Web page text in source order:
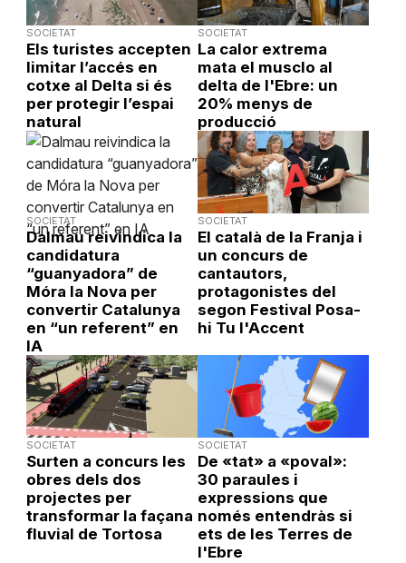
SOCIETAT
Els turistes accepten
limitar l’accés en
cotxe al Delta si és
per protegir l’espai
natural
SOCIETAT
La calor extrema
mata el musclo al
delta de l'Ebre: un
20% menys de
producció
SOCIETAT
Dalmau reivindica la
candidatura
“guanyadora” de
Móra la Nova per
convertir Catalunya
en “un referent” en
IA
SOCIETAT
El català de la Franja i
un concurs de
cantautors,
protagonistes del
segon Festival Posa-
hi Tu l'Accent
SOCIETAT
Surten a concurs les
obres dels dos
projectes per
transformar la façana
fluvial de Tortosa
SOCIETAT
De «tat» a «poval»:
30 paraules i
expressions que
només entendràs si
ets de les Terres de
l'Ebre